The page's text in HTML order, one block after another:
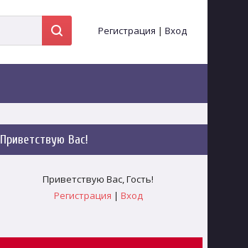
Регистрация | Вход
Приветствую Вас!
Приветствую Вас,Гость!
Регистрация | Вход